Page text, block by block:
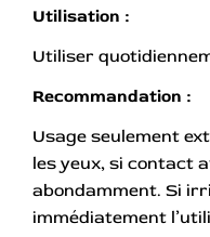
Utilisation :
Utiliser
Recommandation :
Usage seulement
les yeux, si contact
abondamment. Si
immédiatement